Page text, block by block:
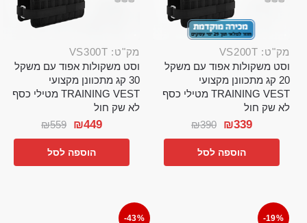
מק"ט: VS200T
וסט משקולות אפוד עם משקל
20 קג מתכוונן מקצועי
TRAINING VEST מטילי כסף
לא שק חול
₪390 ₪339
הוספה לסל
מק"ט: VS300T
וסט משקולות אפוד עם משקל
30 קג מתכוונן מקצועי
TRAINING VEST מטילי כסף
לא שק חול
₪559 ₪449
הוספה לסל
-19%
-43%